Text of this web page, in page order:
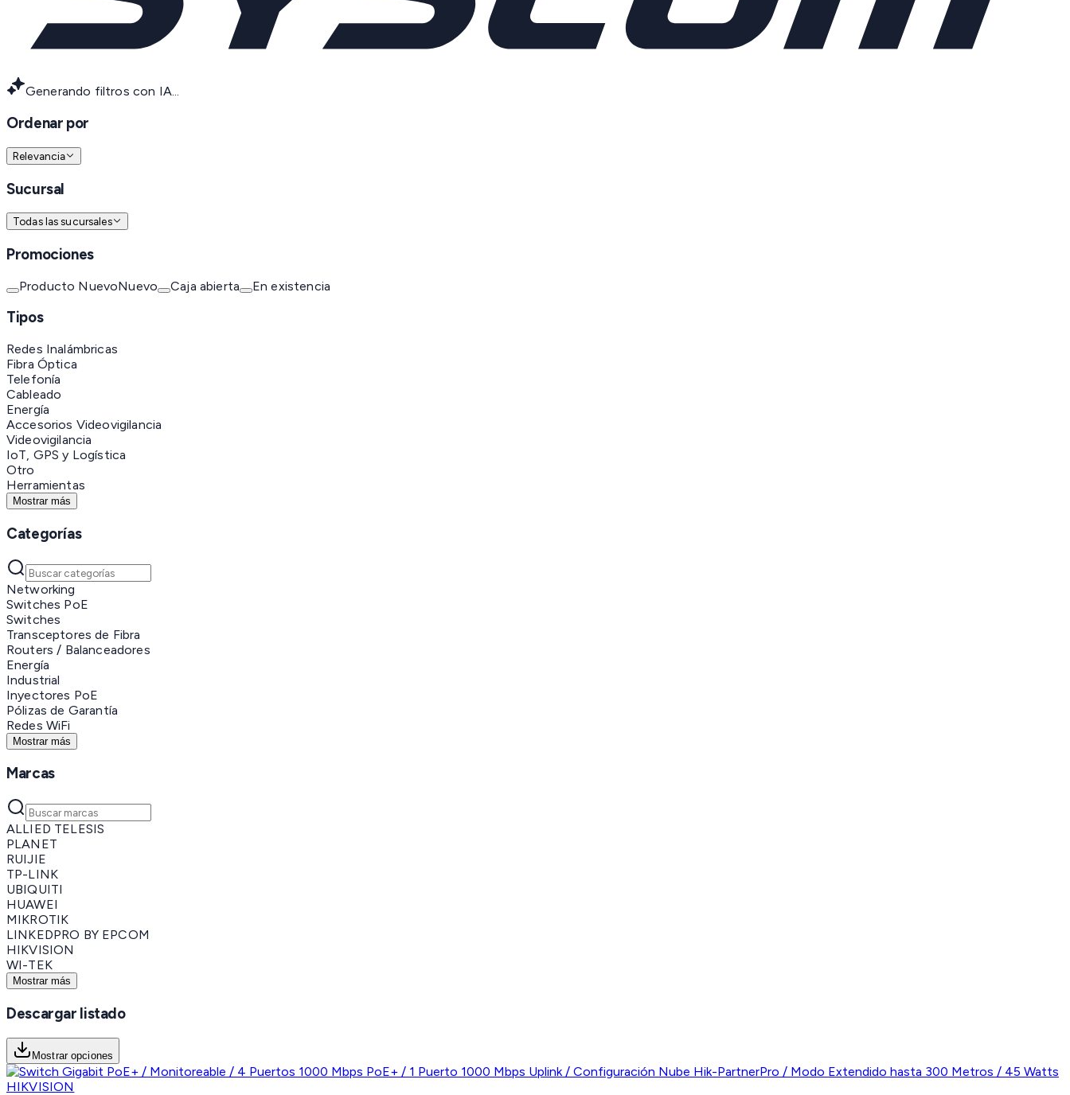
Generando filtros con IA...
Ordenar por
Relevancia
Sucursal
Todas las sucursales
Promociones
Producto NuevoNuevo Caja abierta En existencia
Tipos
Redes Inalámbricas
Fibra Óptica
Telefonía
Cableado
Energía
Accesorios Videovigilancia
Videovigilancia
IoT, GPS y Logística
Otro
Herramientas
Mostrar más
Categorías
Networking
Switches PoE
Switches
Transceptores de Fibra
Routers / Balanceadores
Energía
Industrial
Inyectores PoE
Pólizas de Garantía
Redes WiFi
Mostrar más
Marcas
ALLIED TELESIS
PLANET
RUIJIE
TP-LINK
UBIQUITI
HUAWEI
MIKROTIK
LINKEDPRO BY EPCOM
HIKVISION
WI-TEK
Mostrar más
Descargar listado
Mostrar opciones
HIKVISION